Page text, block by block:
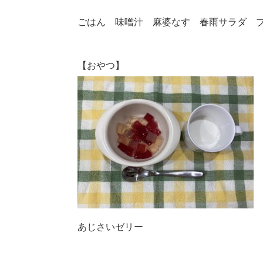
ごはん 味噌汁 麻婆なす 春雨サラダ ブ
【おやつ】
あじさいゼリー